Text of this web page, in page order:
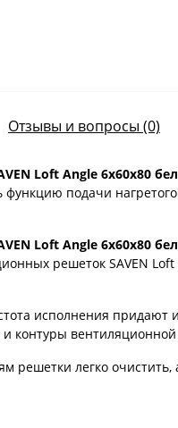
Отзывы и вопросы (0)
Loft Angle 6х60х80
подачи
Loft Angle 6х60х80
решеток SAVEN
исполнения
контуры
решетки легко